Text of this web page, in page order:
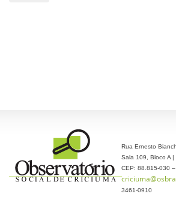
Rua Ernesto
Sala 109, Bloco A |
CEP: 88.815-030 –
3461-0910